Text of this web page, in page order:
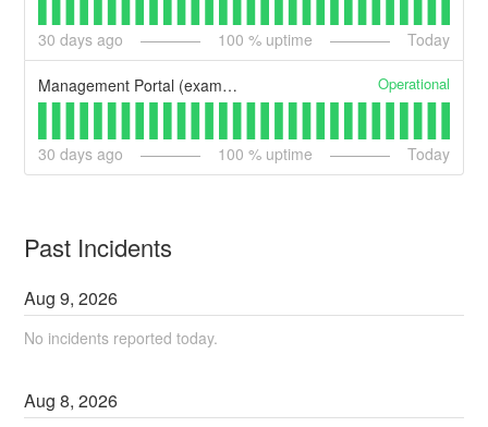
30 days ago 100 % uptime Today
Management Portal (example) Operational
30 days ago 100 % uptime Today
Past Incidents
Aug9,2026
No incidents reported today.
Aug8,2026